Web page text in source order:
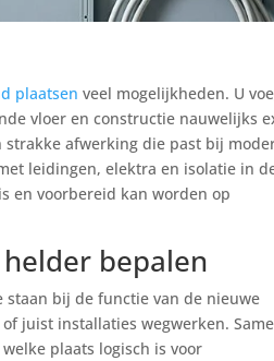
plaatsen veel mogelijkheden. U
vloer en constructie nauwelijks
afwerking die past bij
leidingen, elektra en isolatie in
en voorbereid kan worden op
bepalen
bij de functie van de nieuwe
juist installaties wegwerken.
plaats logisch is voor